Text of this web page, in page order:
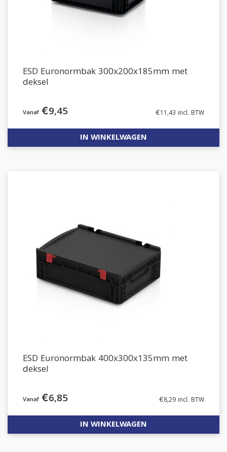
ESD Euronormbak 300x200x185mm met
deksel
€9,45 €11,43 incl. BTW
IN WINKELWAGEN
ESD Euronormbak 400x300x135mm met
deksel
€6,85 €8,29 incl. BTW
IN WINKELWAGEN